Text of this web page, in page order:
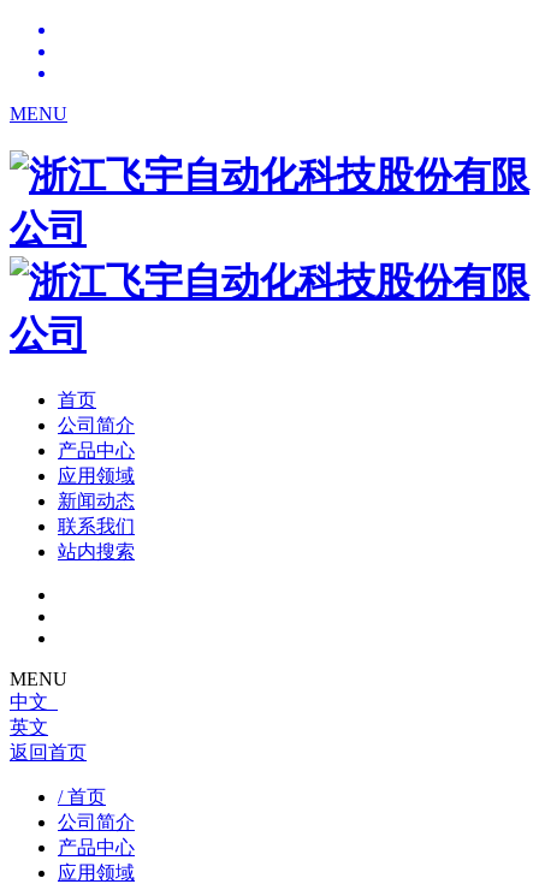
MENU
首页
公司简介
产品中心
应用领域
新闻动态
联系我们
站内搜索
MENU
中文
英文
返回首页
/ 首页
公司简介
产品中心
应用领域